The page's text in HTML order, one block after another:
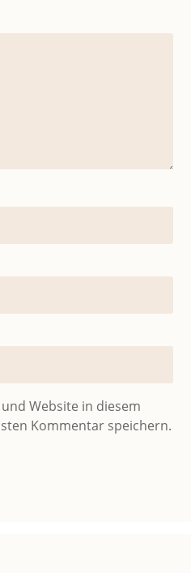
Website in diesem
Kommentar speichern.